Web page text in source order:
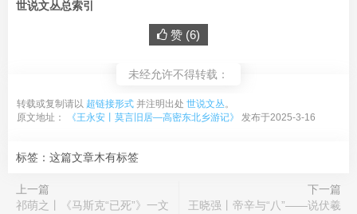
世说文丛总索引
赞 (6)
未经允许不得转载：
转载或复制请以 超链接形式 并注明出处 世说文丛。
原文地址：
《王永安丨莫言旧居—高密东北乡游记》 发布于2025-3-16
标签：这篇文章木有标签
上一篇
祁萌之丨《马斯克“已死”》一文
下一篇
王晓强丨帝辛与“八”——说伏羲